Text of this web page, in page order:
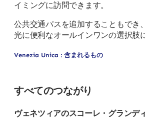
イミングに訪問できます。
公共交通パスを追加することもでき
光に便利なオールインワンの選択肢
Venezia Unica : 含まれるもの
すべてのつながり
ヴェネツィアのスコーレ・グランデ